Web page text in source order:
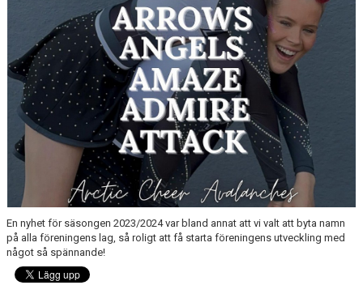
ACA WEBBUTIK
VISSELBLÅSARE
En nyhet för säsongen 2023/2024 var bland annat att vi valt att byta namn
på alla föreningens lag, så roligt att få starta föreningens utveckling med
något så spännande!